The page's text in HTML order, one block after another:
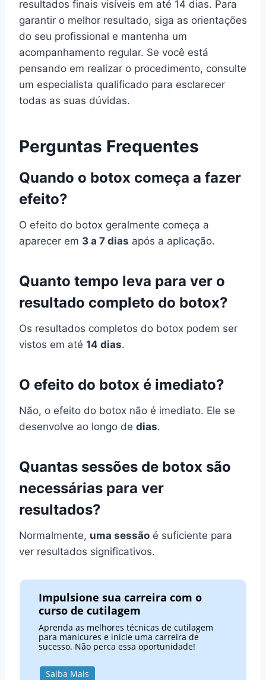
resultados finais visíveis em até 14 dias. Para
garantir o melhor resultado, siga as orientações
do seu profissional e mantenha um
acompanhamento regular. Se você está
pensando em realizar o procedimento, consulte
um especialista qualificado para esclarecer
todas as suas dúvidas.
Perguntas Frequentes
Quando o botox começa a fazer
efeito?
O efeito do botox geralmente começa a
aparecer em 3 a 7 dias após a aplicação.
Quanto tempo leva para ver o
resultado completo do botox?
Os resultados completos do botox podem ser
vistos em até 14 dias.
O efeito do botox é imediato?
Não, o efeito do botox não é imediato. Ele se
desenvolve ao longo de dias.
Quantas sessões de botox são
necessárias para ver
resultados?
Normalmente, uma sessão é suficiente para
ver resultados significativos.
Impulsione sua carreira com o
curso de cutilagem
Aprenda as melhores técnicas de cutilagem
para manicures e inicie uma carreira de
sucesso. Não perca essa oportunidade!
Saiba Mais